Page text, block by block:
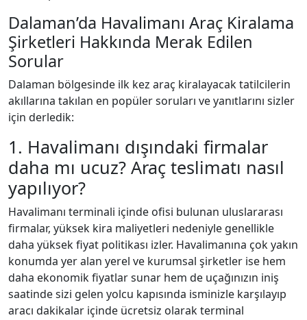
Dalaman’da Havalimanı Araç Kiralama
Şirketleri Hakkında Merak Edilen
Sorular
Dalaman bölgesinde ilk kez araç kiralayacak tatilcilerin
akıllarına takılan en popüler soruları ve yanıtlarını sizler
için derledik:
1. Havalimanı dışındaki firmalar
daha mı ucuz? Araç teslimatı nasıl
yapılıyor?
Havalimanı terminali içinde ofisi bulunan uluslararası
firmalar, yüksek kira maliyetleri nedeniyle genellikle
daha yüksek fiyat politikası izler. Havalimanına çok yakın
konumda yer alan yerel ve kurumsal şirketler ise hem
daha ekonomik fiyatlar sunar hem de uçağınızın iniş
saatinde sizi gelen yolcu kapısında isminizle karşılayıp
aracı dakikalar içinde ücretsiz olarak terminal